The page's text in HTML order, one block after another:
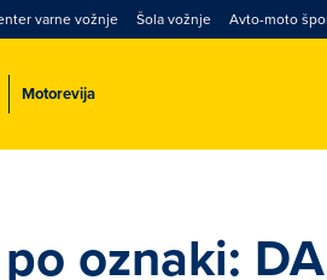
Motorevija
varne vožnje Šola vožnje Avto-moto
oznaki: